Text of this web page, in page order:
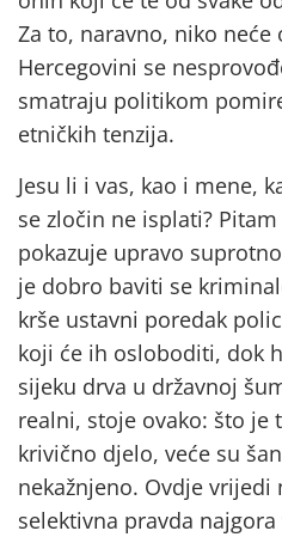
Za to, naravno, niko
Hercegovini se
smatraju politikom
etničkih tenzija.
Jesu li i vas, kao i mene,
se zločin ne isplati?
pokazuje upravo
je dobro baviti se
krše ustavni poredak
koji će ih osloboditi, dok
sijeku drva u državnoj
realni, stoje ovako: što je
krivično djelo, veće su
nekažnjeno. Ovdje
selektivna pravda